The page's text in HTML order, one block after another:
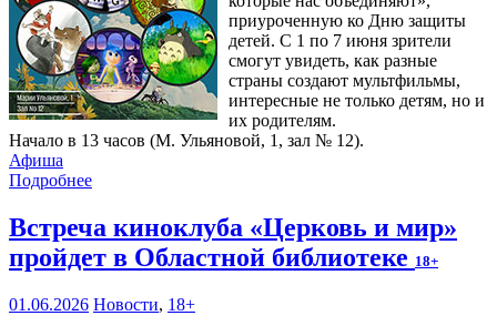
приуроченную ко Дню защиты
детей. С 1 по 7 июня зрители
смогут увидеть, как разные
страны создают мультфильмы,
интересные не только детям, но и
их родителям.
Начало в 13 часов (М. Ульяновой, 1, зал № 12).
Афиша
Подробнее
Встреча киноклуба «Церковь и мир»
пройдет в Областной библиотеке 18+
01.06.2026 Новости, 18+